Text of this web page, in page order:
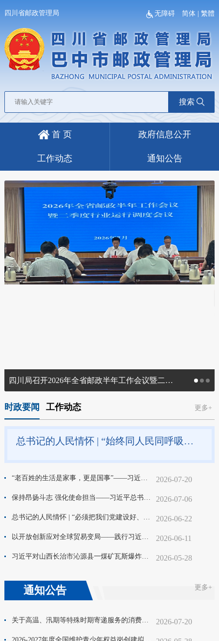
四川省邮政管理局 无障碍 简体 |繁體
搜索
首 页 政府信息公开
工作动态 通知公告
四川局召开2026年全省邮政半年工作会议暨二季度行业运行调度会议
时政要闻 工作动态 更多+
总书记的人民情怀 | “始终同人民同呼吸、共命运、心连心”
“老百姓的生活是家事，更是国事”——习近平总书记在上海考察纪实 2026-07-20
保持昂扬斗志 强化使命担当——习近平总书记在庆祝中国共产党成立105周年大会上的重要讲话坚定中央和国家机关、人民团体广大干部职工砥砺前行意志 2026-07-06
总书记的人民情怀 | “必须把我们党建设好、建设强” 2026-06-22
以开放创新应对全球贸易变局——践行习近平经济思想推动贸易强国建设迈出新步伐 2026-06-11
习近平对山西长治市沁源县一煤矿瓦斯爆炸事故作出重要指示 2026-05-28
通知公告 更多+
关于高温、汛期等特殊时期寄递服务的消费提示 2026-07-20